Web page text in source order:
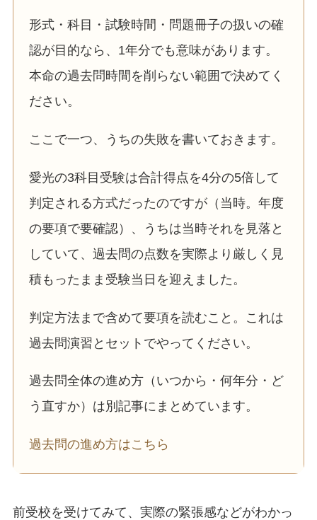
形式・科目・試験時間・問題冊子の扱いの確
認が目的なら、1年分でも意味があります。
本命の過去問時間を削らない範囲で決めてく
ださい。
ここで一つ、うちの失敗を書いておきます。
愛光の3科目受験は合計得点を4分の5倍して
判定される方式だったのですが（当時。年度
の要項で要確認）、うちは当時それを見落と
していて、過去問の点数を実際より厳しく見
積もったまま受験当日を迎えました。
判定方法まで含めて要項を読むこと。これは
過去問演習とセットでやってください。
過去問全体の進め方（いつから・何年分・ど
う直すか）は別記事にまとめています。
過去問の進め方はこちら
前受校を受けてみて、実際の緊張感などがわかっ